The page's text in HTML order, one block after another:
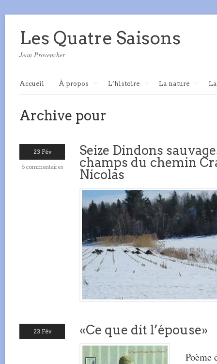
Les Quatre Saisons
Jean Provencher
Accueil À propos L’histoire La nature
Archive pour
23 Fév
6 commentaires
Seize Dindons
champs du chemin
Nicolas
23 Fév «Ce que dit l’épouse»
Poème